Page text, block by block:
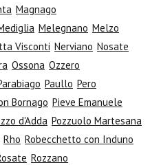
Magnago
Melegnano Melzo
Visconti Nerviano Nosate
Ossona Ozzero
Paullo Pero
Bornago Pieve Emanuele
d'Adda Pozzuolo Martesana
Rho Robecchetto con Induno
Rozzano